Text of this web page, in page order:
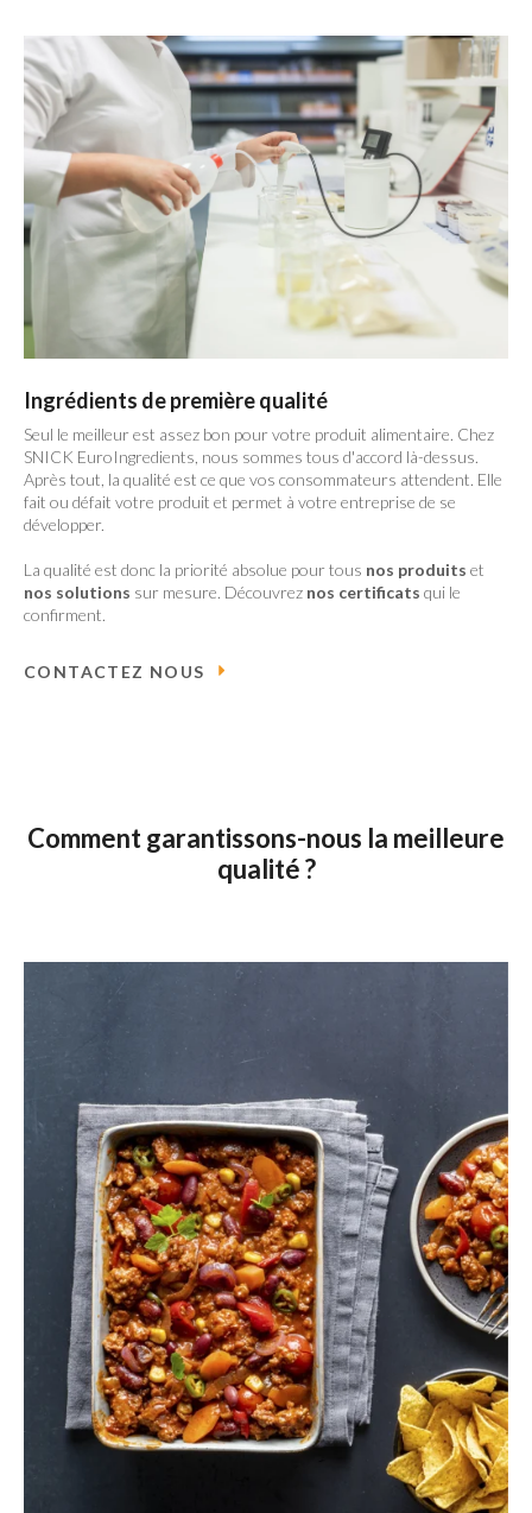
Ingrédients de première qualité
Seul le meilleur est assez bon pour votre produit alimentaire. Chez
SNICK EuroIngredients, nous sommes tous d'accord là-dessus.
Après tout, la qualité est ce que vos consommateurs attendent. Elle
fait ou défait votre produit et permet à votre entreprise de se
développer.
La qualité est donc la priorité absolue pour tous nos produits et
nos solutions sur mesure. Découvrez nos certificats qui le
confirment.
CONTACTEZ NOUS
Comment garantissons-nous la meilleure
qualité ?